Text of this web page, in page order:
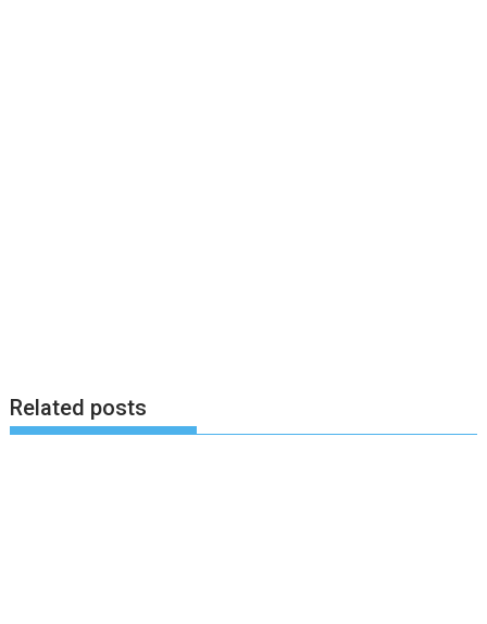
Related posts